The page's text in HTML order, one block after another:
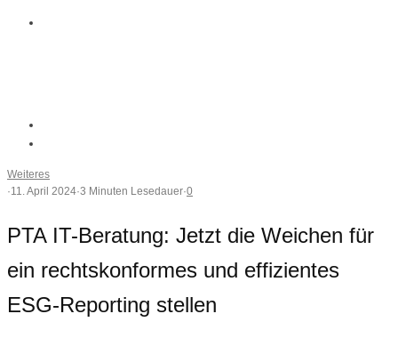
Weiteres
·11. April 2024·3 Minuten Lesedauer·0
PTA IT-Beratung: Jetzt die Weichen für
ein rechtskonformes und effizientes
ESG-Reporting stellen